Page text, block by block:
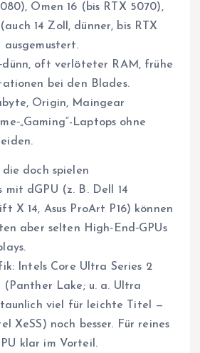
Omen 16 (bis RTX 5070),
14 Zoll, dünner, bis RTX
oft verlöteter RAM, frühe
bei den Blades.
Origin, Maingear
Laptops ohne
die doch spielen
mit dGPU (z. B. Dell 14
X 14, Asus ProArt P16) können
aber selten High‑End‑GPUs
Intels Core Ultra Series 2
(Panther Lake; u. a. Ultra
viel für leichte Titel —
XeSS) noch besser. Für reines
klar im Vorteil.